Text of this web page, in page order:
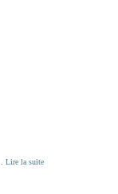
Lire la suite